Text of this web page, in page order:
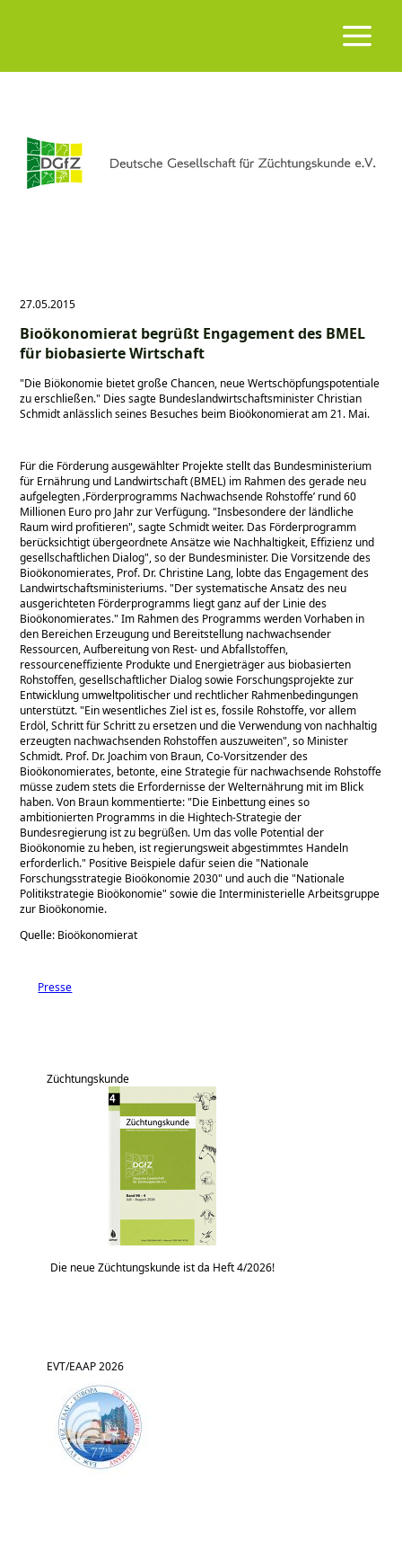
27.05.2015
Bioökonomierat begrüßt Engagement des BMEL
für biobasierte Wirtschaft
Die Biökonomie bietet große Chancen, neue Wertschöpfungspotentiale
zu erschließen. Dies sagte Bundeslandwirtschaftsminister Christian
Schmidt anlässlich seines Besuches beim Bioökonomierat am 21. Mai.
Für die Förderung ausgewählter Projekte stellt das Bundesministerium
für Ernährung und Landwirtschaft (BMEL) im Rahmen des gerade neu
aufgelegten ‚Förderprogramms Nachwachsende Rohstoffe’ rund 60
Millionen Euro pro Jahr zur Verfügung. Insbesondere der ländliche
Raum wird profitieren , sagte Schmidt weiter. Das Förderprogramm
berücksichtigt übergeordnete Ansätze wie Nachhaltigkeit, Effizienz und
gesellschaftlichen Dialog , so der Bundesminister. Die Vorsitzende des
Bioökonomierates, Prof. Dr. Christine Lang, lobte das Engagement des
Landwirtschaftsministeriums. Der systematische Ansatz des neu
ausgerichteten Förderprogramms liegt ganz auf der Linie des
Bioökonomierates. Im Rahmen des Programms werden Vorhaben in
den Bereichen Erzeugung und Bereitstellung nachwachsender
Ressourcen, Aufbereitung von Rest- und Abfallstoffen,
ressourceneffiziente Produkte und Energieträger aus biobasierten
Rohstoffen, gesellschaftlicher Dialog sowie Forschungsprojekte zur
Entwicklung umweltpolitischer und rechtlicher Rahmenbedingungen
unterstützt. Ein wesentliches Ziel ist es, fossile Rohstoffe, vor allem
Erdöl, Schritt für Schritt zu ersetzen und die Verwendung von nachhaltig
erzeugten nachwachsenden Rohstoffen auszuweiten , so Minister
Schmidt. Prof. Dr. Joachim von Braun, Co-Vorsitzender des
Bioökonomierates, betonte, eine Strategie für nachwachsende Rohstoffe
müsse zudem stets die Erfordernisse der Welternährung mit im Blick
haben. Von Braun kommentierte: Die Einbettung eines so
ambitionierten Programms in die Hightech-Strategie der
Bundesregierung ist zu begrüßen. Um das volle Potential der
Bioökonomie zu heben, ist regierungsweit abgestimmtes Handeln
erforderlich. Positive Beispiele dafür seien die Nationale
Forschungsstrategie Bioökonomie 2030 und auch die Nationale
Politikstrategie Bioökonomie" sowie die Interministerielle Arbeitsgruppe
zur Bioökonomie.
Quelle: Bioökonomierat
Presse
Züchtungskunde
Die neue Züchtungskunde ist da Heft 4/2026!
EVT/EAAP 2026